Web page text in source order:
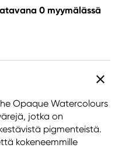
0 myymälässä
Opaque Watercolours
jotka on
pigmenteistä.
kokeneemmille